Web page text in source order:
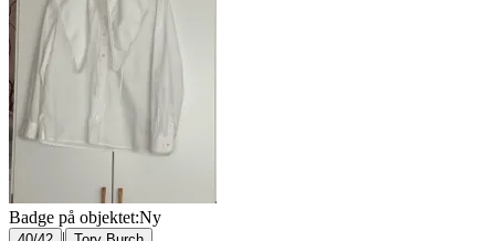
Badge på objektet:Ny